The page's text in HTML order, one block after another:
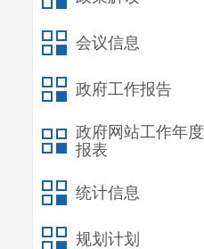
会议信息
政府工作报告
政府网站工作年度
报表
统计信息
规划计划